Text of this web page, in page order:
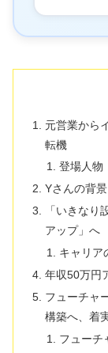
元営業から
転機
登場人物
Yさんの背
「いきな
アップ」へ
キャリア
年収50万円
フューチャ
構築へ、着
フューチ